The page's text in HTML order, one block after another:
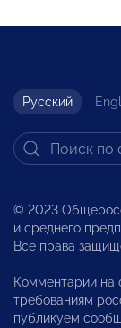
Русский
© 2023
и среднего
Все права
Комментарии на
требованиям
публикуем